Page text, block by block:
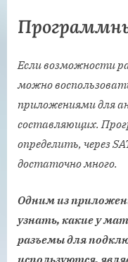
Если возможности
можно
приложениями для
составляющих.
определить, через
достаточно много.
Одним из
узнать, какие у
разъемы для